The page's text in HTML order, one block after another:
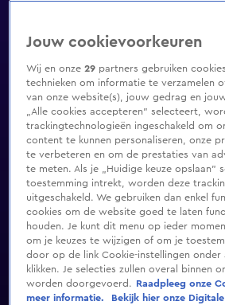
Jouw cookievoorkeuren
Wij en onze29 partners gebruiken
technieken om informatie te verzamelen
van onze website(s), jouw gedrag en
„Alle cookies accepteren” selecteert,
trackingtechnologieën ingeschakeld om
content te kunnen personaliseren, onze
te verbeteren en om de prestaties van
te meten. Als je „Huidige keuze opslaan”
toestemming intrekt, worden deze
uitgeschakeld. We gebruiken dan enkel
cookies om de website goed te laten
houden. Je kunt dit menu op ieder
om je keuzes te wijzigen of om je
door op de link Cookie-instellingen
klikken. Je selecties zullen overal binnen
worden doorgevoerd.
Raadpleeg onze
meer informatie.
Bekijk hier onze